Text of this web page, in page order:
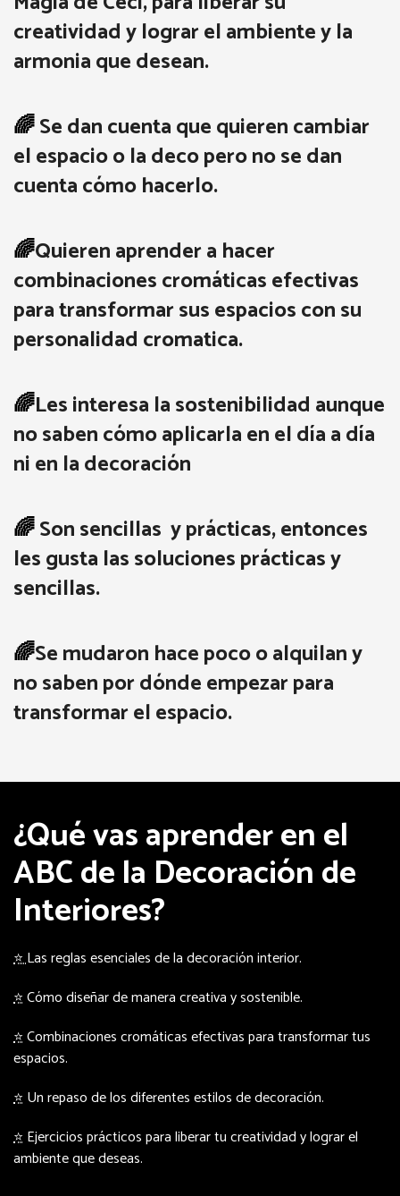
creatividad y lograr el ambiente y la
armonia que desean.
🌈Se dan cuenta que quieren cambiar
el espacio o la deco pero no se dan
cuenta cómo hacerlo.
🌈Quieren aprender a hacer
combinaciones cromáticas efectivas
para transformar sus espacios con su
personalidad cromatica.
🌈Les interesa la sostenibilidad aunque
no saben cómo aplicarla en el día a día
ni en la decoración
🌈Son sencillas y prácticas, entonces
les gusta las soluciones prácticas y
sencillas.
🌈Se mudaron hace poco o alquilan y
no saben por dónde empezar para
transformar el espacio.
¿Qué vas aprender en el
ABC de la Decoración de
Interiores?
⭐Las reglas esenciales de la decoración interior.
⭐Cómo diseñar de manera creativa y sostenible.
⭐Combinaciones cromáticas efectivas para transformar tus
espacios.
⭐ Un repaso de los diferentes estilos de decoración.
⭐ Ejercicios prácticos para liberar tu creatividad y lograr el
ambiente que deseas.